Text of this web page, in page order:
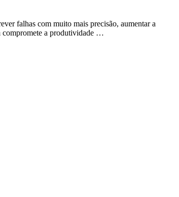
falhas com muito mais precisão, aumentar a
compromete a produtividade …